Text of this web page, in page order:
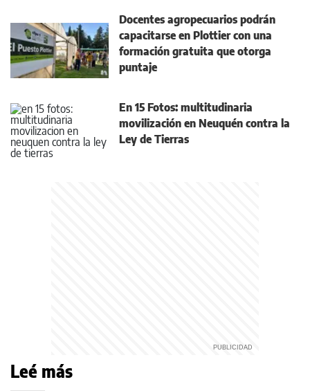
Docentes agropecuarios podrán
capacitarse en Plottier con una
formación gratuita que otorga
puntaje
En 15 Fotos: multitudinaria
movilización en Neuquén contra la
Ley de Tierras
Leé más